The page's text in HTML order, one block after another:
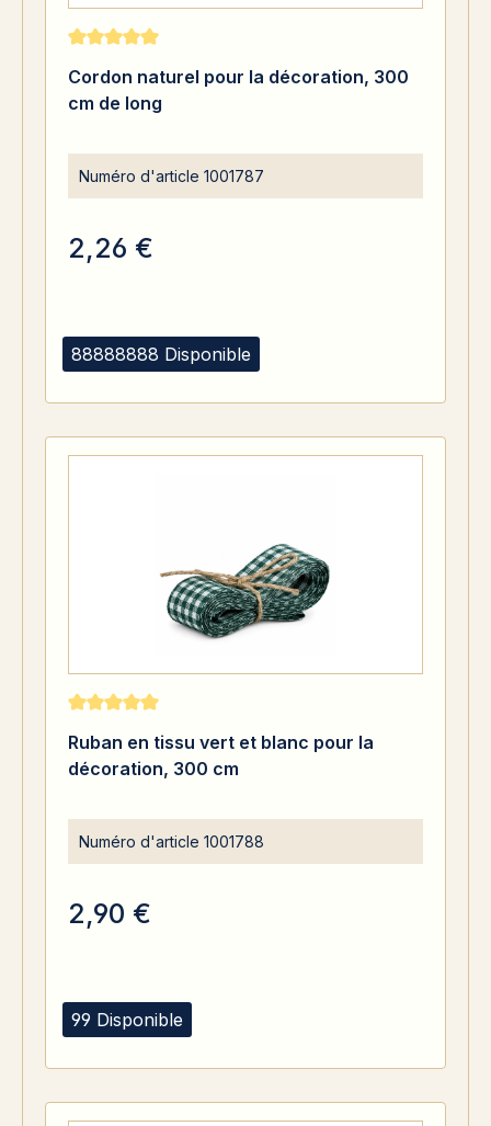
88888888 Disponible
Note moyenne de 5 sur 5 étoiles
Cordon naturel pour la décoration, 300
cm de long
Numéro d'article 1001787
2,26 €
99 Disponible
Note moyenne de 5 sur 5 étoiles
Ruban en tissu vert et blanc pour la
décoration, 300 cm
Numéro d'article 1001788
2,90 €